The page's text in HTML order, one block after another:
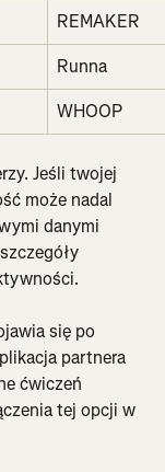
REMAKER
Runna
WHOOP
Jeśli twojej
może nadal
danymi
się po
partnera
ćwiczeń
tej opcji w